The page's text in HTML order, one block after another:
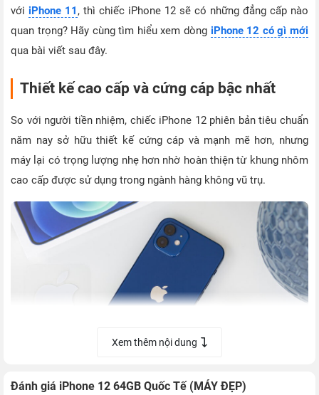
với iPhone 11 , thì chiếc iPhone 12 sẽ có những đẳng cấp nào
quan trọng? Hãy cùng tìm hiểu xem dòng iPhone 12 có gì mới
qua bài viết sau đây.
Thiết kế cao cấp và cứng cáp bậc nhất
So với người tiền nhiệm, chiếc iPhone 12 phiên bản tiêu chuẩn
năm nay sở hữu thiết kế cứng cáp và mạnh mẽ hơn, nhưng
máy lại có trọng lượng nhẹ hơn nhờ hoàn thiện từ khung nhôm
cao cấp được sử dụng trong ngành hàng không vũ trụ.
Xem thêm nội dung
Đánh giá iPhone 12 64GB Quốc Tế (MÁY ĐẸP)